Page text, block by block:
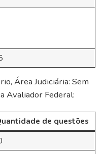
Área Judiciária: Sem
Avaliador Federal:
de questões